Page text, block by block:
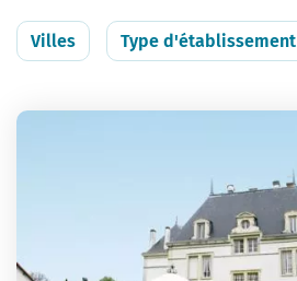
Villes Type d'établissement